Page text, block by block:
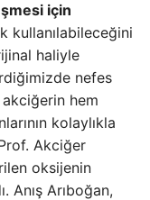
için
kullanılabileceğini
haliyle
nefes
akciğerin hem
kolaylıkla
Akciğer
oksijenin
Anış Arıboğan,